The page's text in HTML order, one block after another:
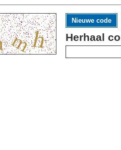
Nieuwe code
Herhaal